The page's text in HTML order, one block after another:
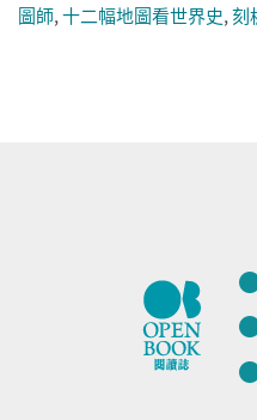
圖師,十二幅地圖看世界史,刻